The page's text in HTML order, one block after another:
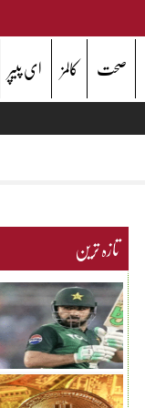
صحت کالمز ای پیپر
تازہ ترین